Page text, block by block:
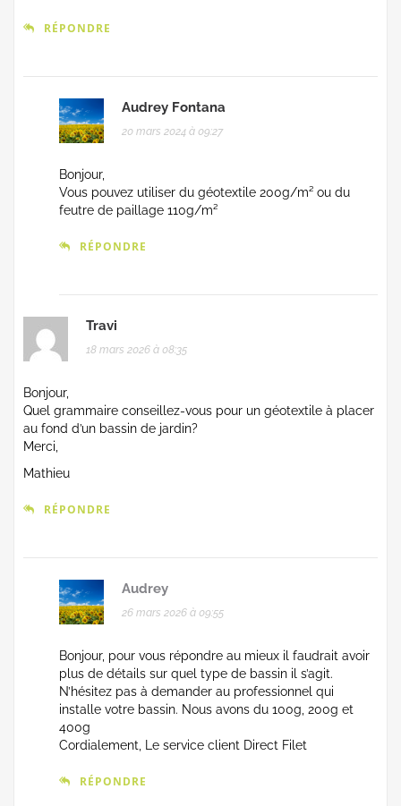
RÉPONDRE
Audrey Fontana
20 mars 2024 à 09:27
Bonjour,
Vous pouvez utiliser du géotextile 200g/m² ou du
feutre de paillage 110g/m²
RÉPONDRE
Travi
18 mars 2026 à 08:35
Bonjour,
Quel grammaire conseillez-vous pour un géotextile à placer
au fond d’un bassin de jardin?
Merci,
Mathieu
RÉPONDRE
Audrey
26 mars 2026 à 09:55
Bonjour, pour vous répondre au mieux il faudrait avoir
plus de détails sur quel type de bassin il s’agit.
N’hésitez pas à demander au professionnel qui
installe votre bassin. Nous avons du 100g, 200g et
400g
Cordialement, Le service client Direct Filet
RÉPONDRE